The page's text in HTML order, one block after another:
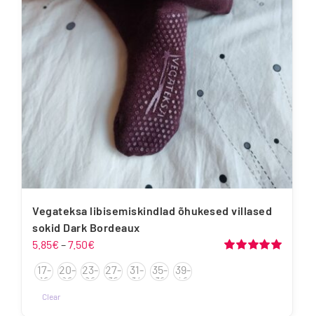
Vegateksa libisemiskindlad õhukesed villased
sokid Dark Bordeaux
5.85€ –7.50€
5.85€
kuni
17-
19
20-
22
23-
26
27-
30
31-
34
35-
38
39-
42
Clear